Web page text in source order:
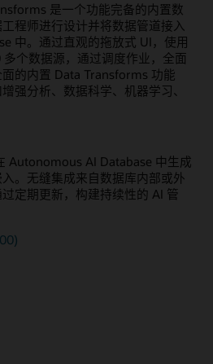
是一个功能完备的内置数
程师进行设计并将数据管道接入
中。通过直观的拖放式 UI，使用
个数据源，通过调度作业，全面
的内置 Data Transforms 功能
强分析、数据科学、机器学习、
Autonomous AI Database 中生成
。无缝集成来自数据库内部或外
定期更新，构建持续性的 AI 管